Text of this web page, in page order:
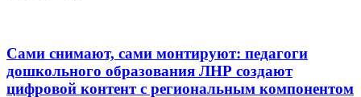
Сами снимают, сами монтируют: педагоги
дошкольного образования ЛНР создают
цифровой контент с региональным компонентом